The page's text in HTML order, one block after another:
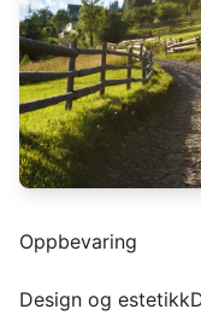
Oppbevaring
Design og